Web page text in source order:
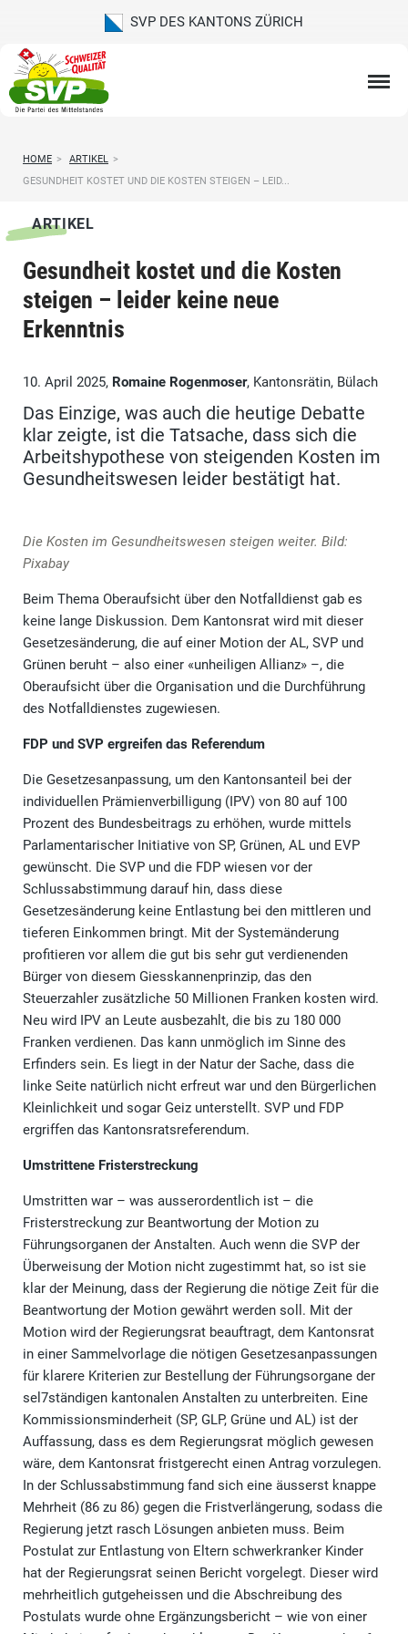
SVP DES KANTONS ZÜRICH
HOME > ARTIKEL >
GESUNDHEIT KOSTET UND DIE KOSTEN STEIGEN – LEID...
ARTIKEL
Gesundheit kostet und die Kosten
steigen – leider keine neue
Erkenntnis
10. April 2025, Romaine Rogenmoser, Kantonsrätin, Bülach
Das Einzige, was auch die heutige Debatte
klar zeigte, ist die Tatsache, dass sich die
Arbeitshypothese von steigenden Kosten im
Gesundheitswesen leider bestätigt hat.
Die Kosten im Gesundheitswesen steigen weiter. Bild:
Pixabay
Beim Thema Oberaufsicht über den Notfalldienst gab es
keine lange Diskussion. Dem Kantonsrat wird mit dieser
Gesetzesänderung, die auf einer Motion der AL, SVP und
Grünen beruht – also einer «unheiligen Allianz» –, die
Oberaufsicht über die Organisation und die Durchführung
des Notfalldienstes zugewiesen.
FDP und SVP ergreifen das Referendum
Die Gesetzesanpassung, um den Kantonsanteil bei der
individuellen Prämienverbilligung (IPV) von 80 auf 100
Prozent des Bundesbeitrags zu erhöhen, wurde mittels
Parlamentarischer Initiative von SP, Grünen, AL und EVP
gewünscht. Die SVP und die FDP wiesen vor der
Schlussabstimmung darauf hin, dass diese
Gesetzesänderung keine Entlastung bei den mittleren und
tieferen Einkommen bringt. Mit der Systemänderung
profitieren vor allem die gut bis sehr gut verdienenden
Bürger von diesem Giesskannenprinzip, das den
Steuerzahler zusätzliche 50 Millionen Franken kosten wird.
Neu wird IPV an Leute ausbezahlt, die bis zu 180 000
Franken verdienen. Das kann unmöglich im Sinne des
Erfinders sein. Es liegt in der Natur der Sache, dass die
linke Seite natürlich nicht erfreut war und den Bürgerlichen
Kleinlichkeit und sogar Geiz unterstellt. SVP und FDP
ergriffen das Kantonsratsreferendum.
Umstrittene Fristerstreckung
Umstritten war – was ausserordentlich ist – die
Fristerstreckung zur Beantwortung der Motion zu
Führungsorganen der Anstalten. Auch wenn die SVP der
Überweisung der Motion nicht zugestimmt hat, so ist sie
klar der Meinung, dass der Regierung die nötige Zeit für die
Beantwortung der Motion gewährt werden soll. Mit der
Motion wird der Regierungsrat beauftragt, dem Kantonsrat
in einer Sammelvorlage die nötigen Gesetzesanpassungen
für klarere Kriterien zur Bestellung der Führungsorgane der
sel7ständigen kantonalen Anstalten zu unterbreiten. Eine
Kommissionsminderheit (SP, GLP, Grüne und AL) ist der
Auffassung, dass es dem Regierungsrat möglich gewesen
wäre, dem Kantonsrat fristgerecht einen Antrag vorzulegen.
In der Schlussabstimmung fand sich eine äusserst knappe
Mehrheit (86 zu 86) gegen die Fristverlängerung, sodass die
Regierung jetzt rasch Lösungen anbieten muss. Beim
Postulat zur Entlastung von Eltern schwerkranker Kinder
hat der Regierungsrat seinen Bericht vorgelegt. Dieser wird
mehrheitlich gutgeheissen und die Abschreibung des
Postulats wurde ohne Ergänzungsbericht – wie von einer